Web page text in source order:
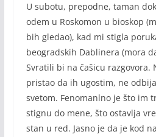
U subotu, prepodne, taman
odem u Roskomon u bioskop
bih gledao), kad mi stigla
beogradskih Dablinera (mora
Svratili bi na čašicu razgovora.
pristao da ih ugostim, ne
svetom. Fenomanlno je što im
stignu do mene, što ostavlja
stan u red. Jasno je da je kod